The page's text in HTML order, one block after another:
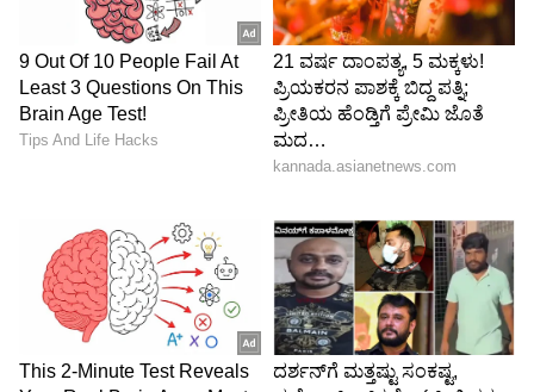
Image Credit :ANI
ಇಂಗ್ಲೆಂಡ್ ಎದುರಿನ ಸರಣಿಗೆ ಕೊಹ್ಲಿ ತಂಡ ಕೂಡಿಕೊಳ್ಳುವ
ಸಾಧ್ಯತೆ
ಆಡಲಿದ್ದಾರೆ. ಇಂಗ್ಲೆಂಡ್‌ ಸರಣಿಗೆ ಕೊಹ್ಲಿ ಫಿಟ್‌ ಆಗಬಹುದು.
ಆದರೆ ಖಚಿತವಿಲ್ಲ. ಅವರು ಯಾವಾಗ ಚೇತರಿಸಿಕೊಳ್ಳಲಿದ್ದಾರೆ
ಎಂಬುದರ ಬಗ್ಗೆ ಫಿಸಿಯೋಗಳು ಇನ್ನೂ ಮಾಹಿತಿ ನೀಡಿಲ್ಲ’
ಎಂದು ಆಯ್ಕೆ ಸಮಿತಿ ಮುಖ್ಯಸ್ಥ ಅಜಿತ್‌ ಅಗರ್ಕರ್‌ ಶನಿವಾರ
ಪತ್ರಿಕಾಗೋಷ್ಠಿಯಲ್ಲಿ ಮಾಹಿತಿ ನೀಡಿದರು. ಇಂಗ್ಲೆಂಡ್‌ ಸರಣಿ